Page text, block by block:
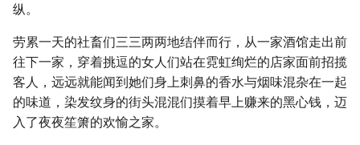
纵。
劳累一天的社畜们三三两两地结伴而行，从一家酒馆走出前
往下一家，穿着挑逗的女人们站在霓虹绚烂的店家面前招揽
客人，远远就能闻到她们身上刺鼻的香水与烟味混杂在一起
的味道，染发纹身的街头混混们摸着早上赚来的黑心钱，迈
入了夜夜笙箫的欢愉之家。